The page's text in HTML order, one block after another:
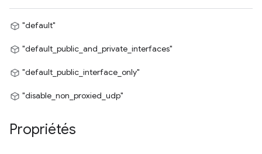
"default"
"default_public_and_private_interfaces"
"default_public_interface_only"
"disable_non_proxied_udp"
Propriétés